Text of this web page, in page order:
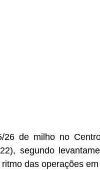
de milho no
segundo
das operações